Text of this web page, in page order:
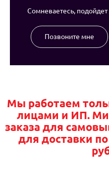
Сомневаетесь, подойдет
Позвоните мне
Мы работаем
лицами и ИП.
заказа для
для доставки